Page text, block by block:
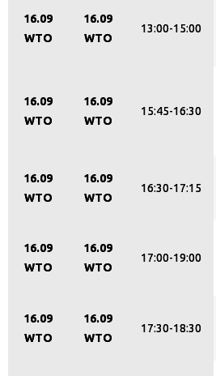
16.09
WTO
16.09
WTO
13:00-15:00
16.09
WTO
16.09
WTO
15:45-16:30
16.09
WTO
16.09
WTO
16:30-17:15
16.09
WTO
16.09
WTO
17:00-19:00
16.09
WTO
16.09
WTO
17:30-18:30